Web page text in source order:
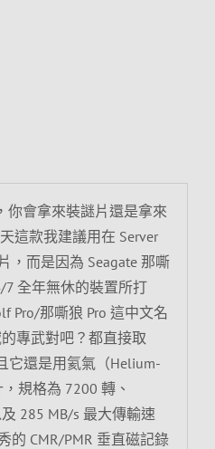
你會拿來裝謎片還是拿來
這款我建議用在 Server
，而是因為 Seagate 那嘶
7 全年無休的裝置所打
Pro/那嘶狼 Pro 這中文名
專武對吧？都直接取
它還是用氦氣（Helium-
規格為 7200 轉、
285 MB/s 最大傳輸速
的 CMR/PMR 垂直磁記錄